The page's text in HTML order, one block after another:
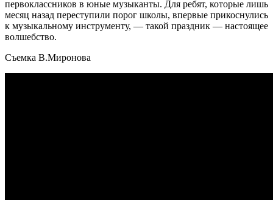
первоклассников в юные музыканты. Для ребят, которые лишь
месяц назад переступили порог школы, впервые прикоснулись
к музыкальному инструменту, — такой праздник — настоящее
волшебство.
Съемка В.Миронова